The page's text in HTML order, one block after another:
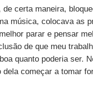
certa maneira,
música, colocava as
parar e pensar
de que meu
quanto poderia ser.
começar a tomar